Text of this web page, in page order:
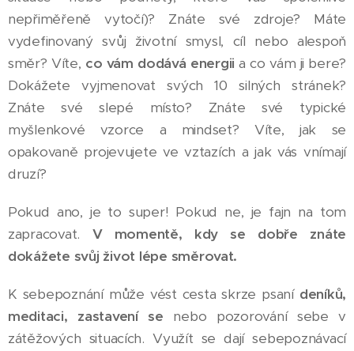
nepřiměřeně vytočí)? Znáte své zdroje? Máte
vydefinovaný svůj životní smysl, cíl nebo alespoň
směr? Víte, co vám dodává energii a co vám ji bere?
Dokážete vyjmenovat svých 10 silných stránek?
Znáte své slepé místo? Znáte své typické
myšlenkové vzorce a mindset? Víte, jak se
opakovaně projevujete ve vztazích a jak vás vnímají
druzí?
Pokud ano, je to super! Pokud ne, je fajn na tom
zapracovat. V momentě, kdy se dobře znáte
dokážete svůj život lépe směrovat.
K sebepoznání může vést cesta skrze psaní deníků,
meditaci, zastavení se nebo pozorování sebe v
zátěžových situacích. Využít se dají sebepoznávací